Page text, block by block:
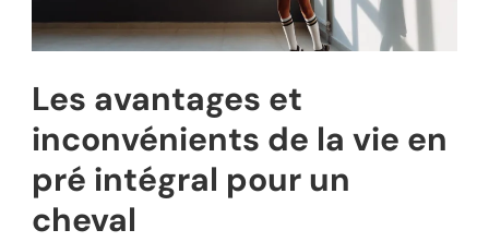
Les avantages et
inconvénients de la vie en
pré intégral pour un
cheval